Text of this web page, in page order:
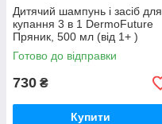
Дитячий шампунь і засіб для
купання 3 в 1 DermoFuture
Пряник, 500 мл (від 1+ )
Готово до відправки
730 ₴
Купити